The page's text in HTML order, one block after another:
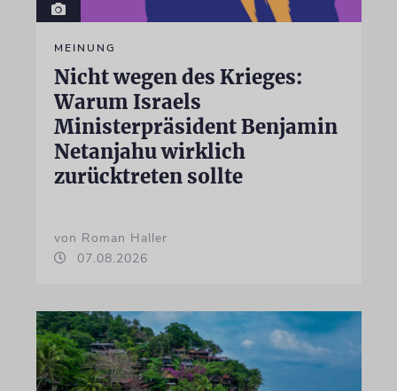
MEINUNG
Nicht wegen des Krieges:
Warum Israels
Ministerpräsident Benjamin
Netanjahu wirklich
zurücktreten sollte
von Roman Haller
07.08.2026